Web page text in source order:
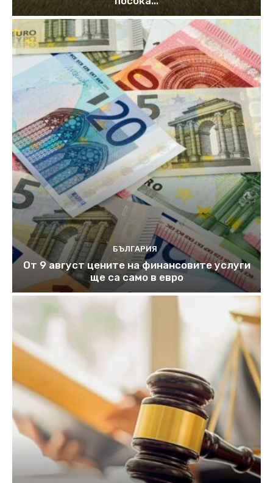
БЪЛГАРИЯ
От 9 август цените на финансовите услуги
ще са само в евро